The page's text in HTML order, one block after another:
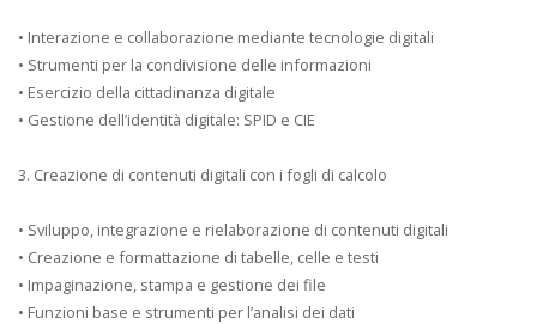
• Interazione e collaborazione mediante tecnologie digitali
• Strumenti per la condivisione delle informazioni
• Esercizio della cittadinanza digitale
• Gestione dell’identità digitale: SPID e CIE
3. Creazione di contenuti digitali con i fogli di calcolo
• Sviluppo, integrazione e rielaborazione di contenuti digitali
• Creazione e formattazione di tabelle, celle e testi
• Impaginazione, stampa e gestione dei file
• Funzioni base e strumenti per l’analisi dei dati